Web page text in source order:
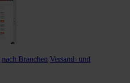
nach Branchen Versand- und